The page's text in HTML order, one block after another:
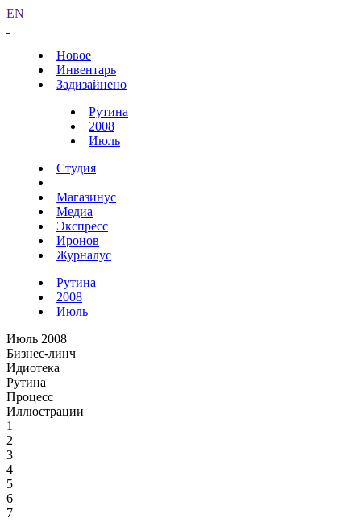
EN
Новое
Инвентарь
Задизайнено
Рутина
2008
Июль
Студия
Магазинус
Медиа
Экспресс
Иронов
Журналус
Рутина
2008
Июль
Июль 2008
Бизнес-линч
Идиотека
Рутина
Процесс
Иллюстрации
1
2
3
4
5
6
7